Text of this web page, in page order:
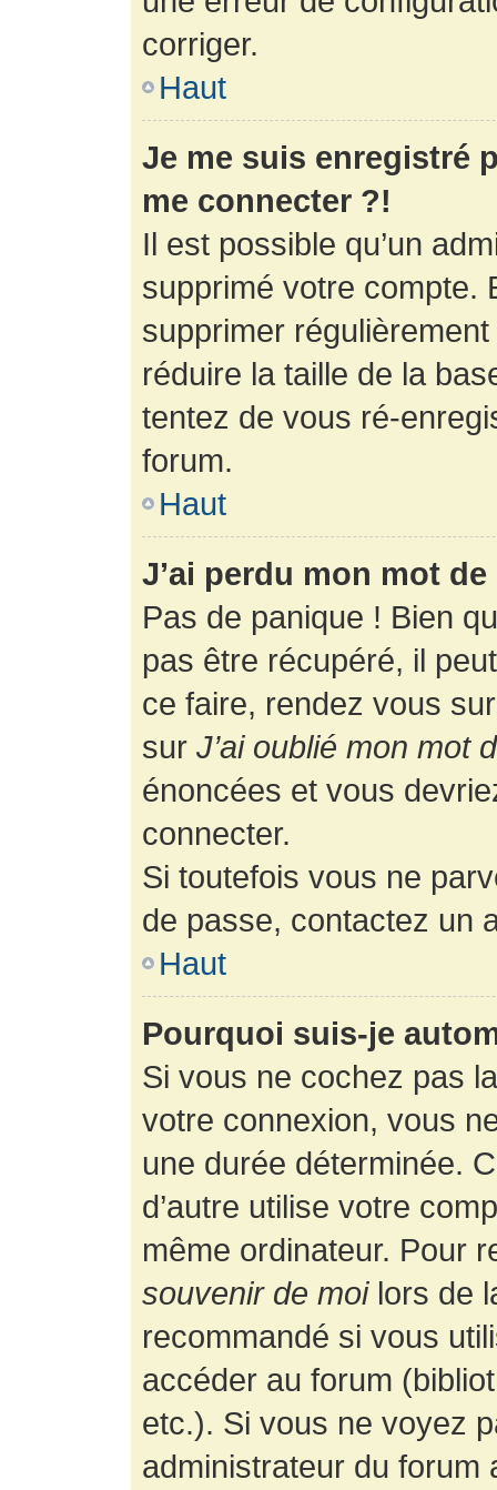
corriger.
Haut
Je me suis enregistré
me connecter ?!
Il est possible qu’un
supprimé votre compte.
supprimer
réduire la taille de la
tentez de vous ré-
forum.
Haut
J’ai perdu mon mot
Pas de panique ! Bien
pas être récupéré, il
ce faire, rendez vous
sur J’ai oublié mon mot
énoncées et vous
connecter.
Si toutefois vous ne
de passe, contactez un
Haut
Pourquoi suis-je
Si vous ne cochez pas
votre connexion, vous
une durée déterminée.
d’autre utilise votre
même ordinateur. Pour
souvenir de moilors de
recommandé si vous
accéder au forum
etc.). Si vous ne voyez
administrateur du forum